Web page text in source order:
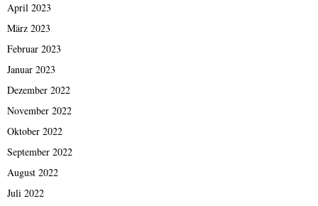
April 2023
März 2023
Februar 2023
Januar 2023
Dezember 2022
November 2022
Oktober 2022
September 2022
August 2022
Juli 2022